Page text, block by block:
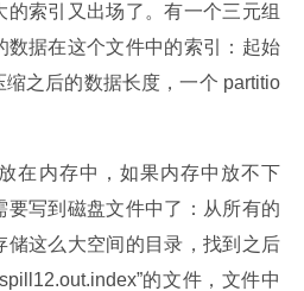
索引又出场了。有一个三元组
数据在这个文件中的索引：起始
之后的数据长度，一个 partitio
在内存中，如果内存中放不下
要写到磁盘文件中了：从所有的
储这么大空间的目录，找到之后
的文件，文件中